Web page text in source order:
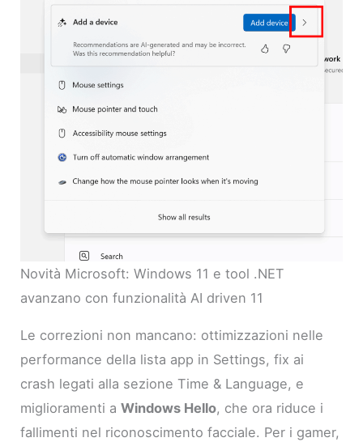
Novità Microsoft: Windows 11 e tool .NET
avanzano con funzionalità AI driven 11
Le correzioni non mancano: ottimizzazioni nelle
performance della lista app in Settings, fix ai
crash legati alla sezione Time & Language, e
miglioramenti aWindows Hello, che ora riduce i
fallimenti nel riconoscimento facciale. Per i gamer,